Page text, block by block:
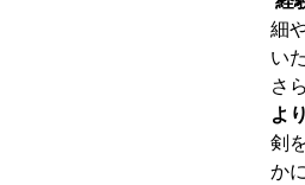
細
い
さ
よ
剣
か